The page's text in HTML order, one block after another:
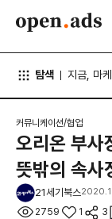
탐색 지금, 마
커뮤니케이션/협업
오리온 부사
뜻밖의 속사
21세기북스
2759 1 3